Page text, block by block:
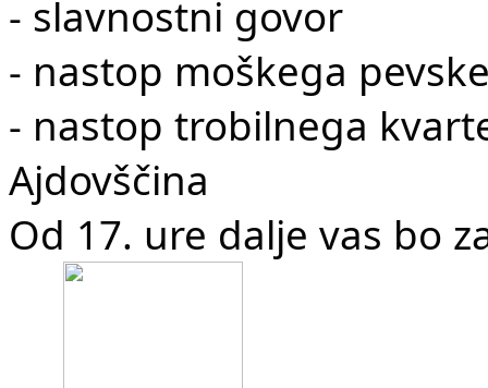
- slavnostni govor
- nastop moškega
- nastop trobilnega
Ajdovščina
Od 17. ure dalje vas bo